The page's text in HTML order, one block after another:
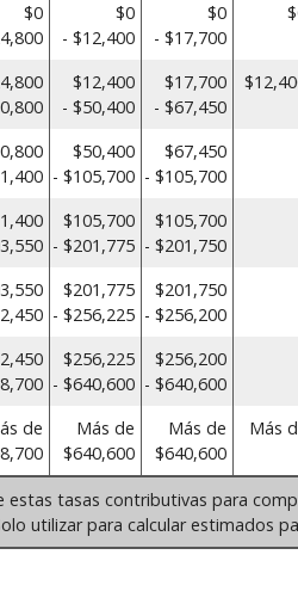
$0
$0
- $12,400
$0
- $17,700
$12,400
- $50,400
$17,700
- $67,450
$50,400
- $105,700
$67,450
- $105,700
$105,700
- $201,775
$105,700
- $201,750
$201,775
- $256,225
$201,750
- $256,200
$256,225
- $640,600
$256,200
- $640,600
de
Más de
$640,600
Más de
$640,600
Más
estas tasas contributivas para
utilizar para calcular estimados